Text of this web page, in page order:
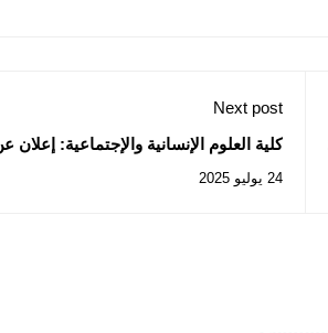
Next post
كلية العلوم الإنسانية والإجتماعية:
24 يوليو 2025